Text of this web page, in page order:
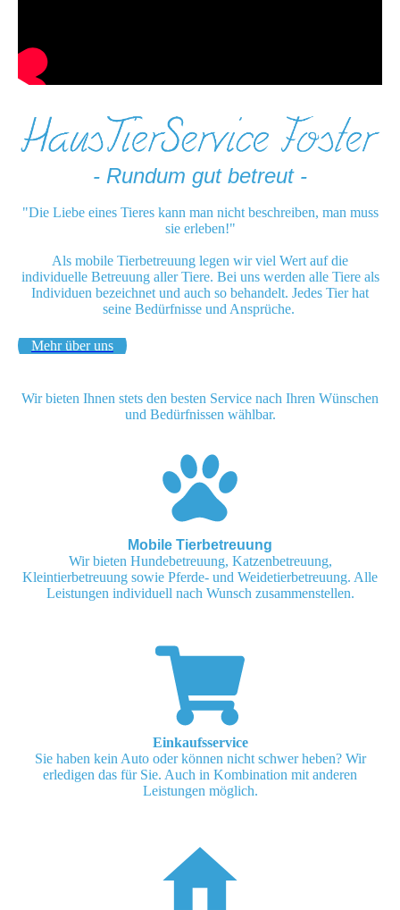
- Rundum gut betreut -
"Die Liebe eines Tieres kann man nicht beschreiben, man muss
sie erleben!"
Als mobile Tierbetreuung legen wir viel Wert auf die
individuelle Betreuung aller Tiere. Bei uns werden alle Tiere als
Individuen bezeichnet und auch so behandelt. Jedes Tier hat
seine Bedürfnisse und Ansprüche.
Mehr über uns
Wir bieten Ihnen stets den besten Service nach Ihren Wünschen
und Bedürfnissen wählbar.
Mobile Tierbetreuung
Wir bieten Hundebetreuung, Katzenbetreuung,
Kleintierbetreuung sowie Pferde- und Weidetierbetreuung. Alle
Leistungen individuell nach Wunsch zusammenstellen.
Einkaufsservice
Sie haben kein Auto oder können nicht schwer heben? Wir
erledigen das für Sie. Auch in Kombination mit anderen
Leistungen möglich.